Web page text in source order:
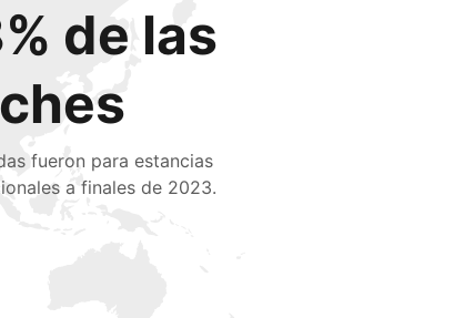
de las
fueron para estancias
a finales de 2023.